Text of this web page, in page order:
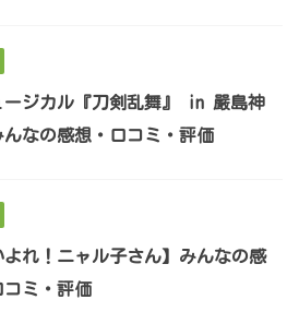
ージカル『刀剣乱舞』 in 嚴島神
んなの感想・口コミ・評価
よれ！ニャル子さん】みんなの感
コミ・評価